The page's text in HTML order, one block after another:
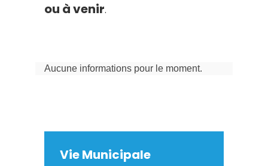
ou à venir.
Aucune informations pour le moment.
Vie Municipale